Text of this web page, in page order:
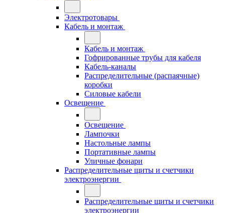
Электротовары
Кабель и монтаж
Кабель и монтаж
Гофрированные трубы для кабеля
Кабель-каналы
Распределительные (распаячные)
коробки
Силовые кабели
Освещение
Освещение
Лампочки
Настольные лампы
Портативные лампы
Уличные фонари
Распределительные щиты и счетчики
электроэнергии
Распределительные щиты и счетчики
электроэнергии